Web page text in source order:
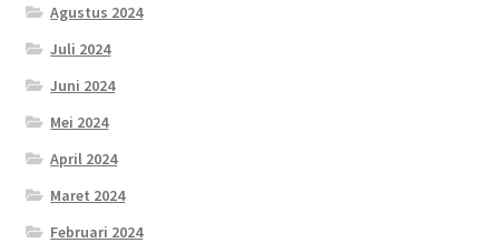
Agustus 2024
Juli 2024
Juni 2024
Mei 2024
April 2024
Maret 2024
Februari 2024